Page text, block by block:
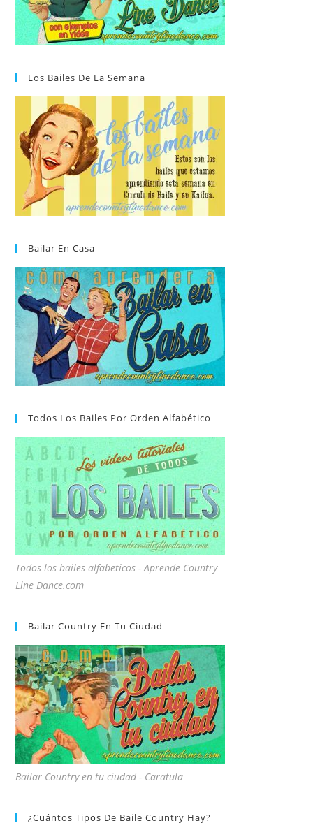
Los Bailes De La Semana
Bailar En Casa
Todos Los Bailes Por Orden Alfabético
Todos los bailes alfabeticos - Aprende Country
Line Dance.com
Bailar Country En Tu Ciudad
Bailar Country en tu ciudad - Caratula
¿Cuántos Tipos De Baile Country Hay?